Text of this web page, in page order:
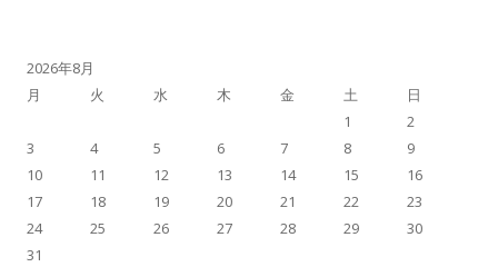
2026年8月
月
火 水 木 金 土 日
1
2
3
4 5 6 7 8
9
10
11 12 13 14 15
16
17
18 19 20 21 22
23
24
25 26 27 28 29
30
31